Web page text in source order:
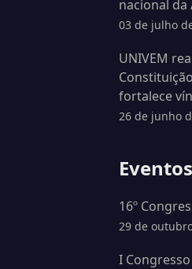
nacional da
03 de julho
UNIVEM
fortalece
26 de junho
16º
29 de
I